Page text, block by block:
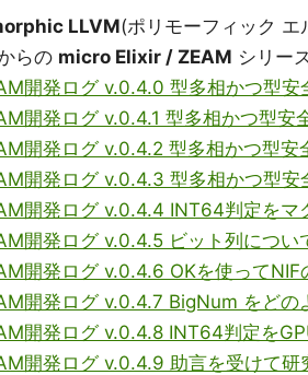
LLVM(ポリモーフィック
らの micro Elixir / ZEAM シリー
開発ログ v.0.4.0 型多相かつ型安
開発ログ v.0.4.1 型多相かつ型安
開発ログ v.0.4.2 型多相かつ型
開発ログ v.0.4.3 型多相かつ型安
開発ログ v.0.4.4 INT64判定をマ
開発ログ v.0.4.5 ビット列につい
開発ログ v.0.4.6 OKを使って
開発ログ v.0.4.7 BigNum をどの
開発ログ v.0.4.8 INT64判定を
開発ログ v.0.4.9 助言を受けて研